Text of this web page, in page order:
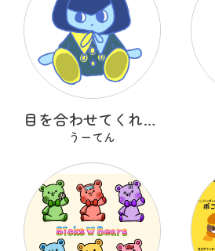
目を合わせてくれないコバンザメちゃん
うーてん